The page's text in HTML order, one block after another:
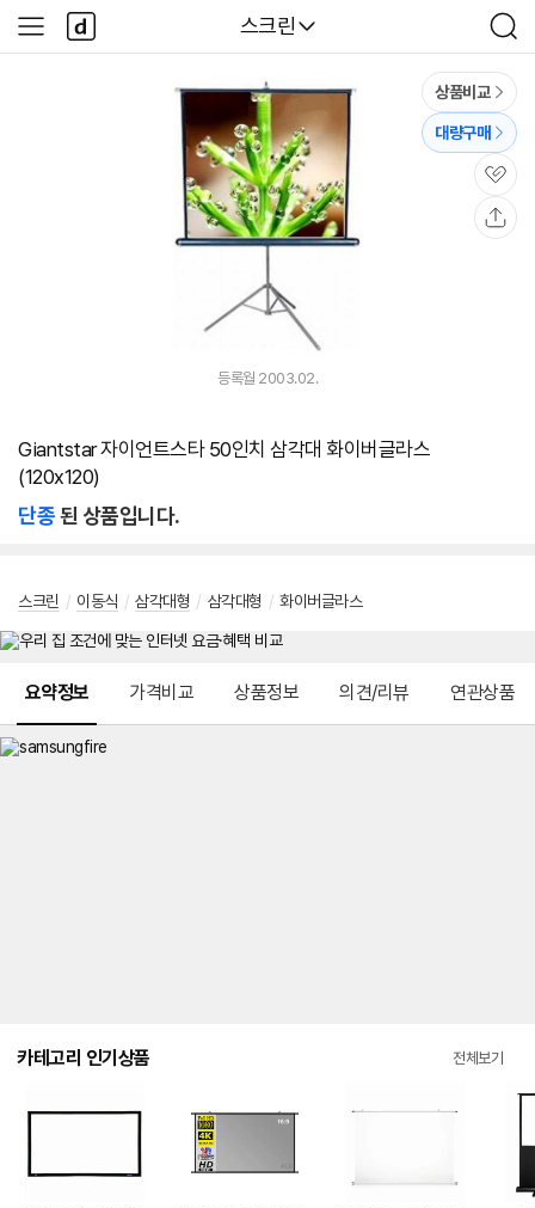
다나와
스크린
검
색
사
이
다
나
와
상품비교
대량구매
관
심
등록월 2003.02.
Giantstar 자이언트스타 50인치 삼각대 화이버글라스
(120x120)
단종된 상품입니다.
스크린 / 이동식 / 삼각대형 / 삼각대형 / 화이버글라스
요약정보 가격비교 상품정보 의견/리뷰 연관상품
카테고리 인기상품 전체보기